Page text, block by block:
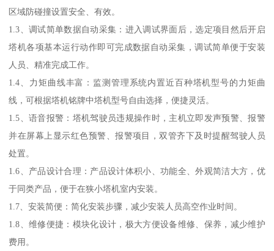
区域防碰撞设置安全、有效。
1.3、调试简单数据自动采集：进入调试界面后，选定项目然后开启
塔机各项基本运行动作即可完成数据自动采集，调试简单便于安装
人员、精准完成工作。
1.4、力矩曲线丰富：监测管理系统内置近百种塔机型号的力矩曲
线，可根据塔机铭牌中塔机型号自由选择，便捷灵活。
1.5、语音报警：塔机驾驶员违规操作时，主机立即发声预警、报警
并在屏幕上显示红色预警、报警项目，双管齐下及时提醒驾驶人员
处置。
1.6、产品设计合理：产品设计体积小、功能全、外观简洁大方，优
于同类产品，便于在狭小塔机室内安装。
1.7、安装简便：简化安装步骤，减少安装人员高空作业时间。
1.8、维修便捷：模块化设计，极大方便设备维修、保养，减少维护
费用。